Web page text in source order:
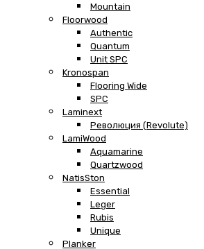
Mountain
Floorwood
Authentic
Quantum
Unit SPC
Kronospan
Flooring Wide
SPC
Laminext
Революция (Revolute)
LamiWood
Aquamarine
Quartzwood
NatisSton
Essential
Leger
Rubis
Unique
Planker